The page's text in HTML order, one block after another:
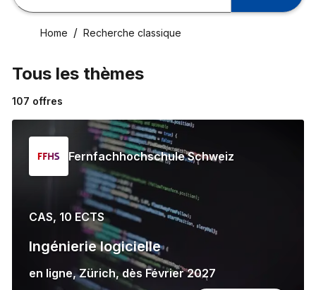
Home Recherche classique
Tous les thèmes
107 offres
Fernfachhochschule Schweiz
CAS, 10 ECTS
Ingénierie logicielle
en ligne,Zürich, dès Février 2027